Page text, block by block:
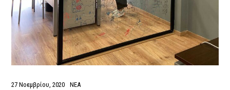
27 Νοεμβρίου, 2020 ΝΕΑ